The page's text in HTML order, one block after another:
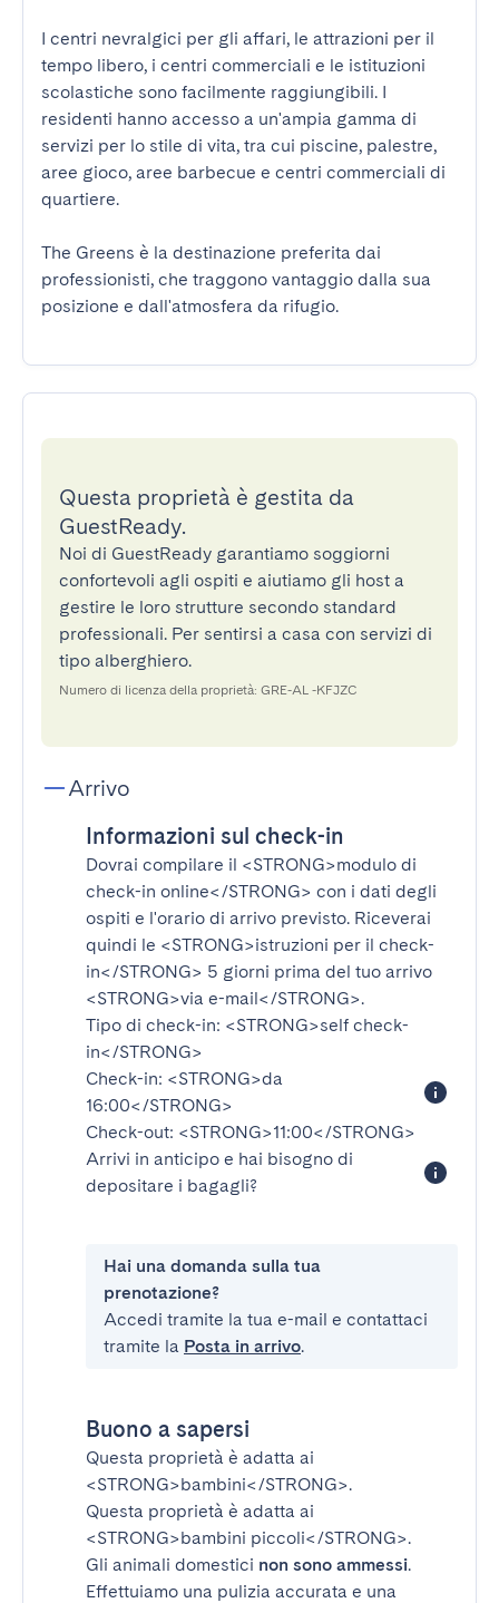
I centri nevralgici per gli affari, le attrazioni per il
tempo libero, i centri commerciali e le istituzioni
scolastiche sono facilmente raggiungibili. I
residenti hanno accesso a un'ampia gamma di
servizi per lo stile di vita, tra cui piscine, palestre,
aree gioco, aree barbecue e centri commerciali di
quartiere.
The Greens è la destinazione preferita dai
professionisti, che traggono vantaggio dalla sua
posizione e dall'atmosfera da rifugio.
Questa proprietà è gestita da
GuestReady.
Noi di GuestReady garantiamo soggiorni
confortevoli agli ospiti e aiutiamo gli host a
gestire le loro strutture secondo standard
professionali. Per sentirsi a casa con servizi di
tipo alberghiero.
Numero di licenza della proprietà: GRE-AL -KFJZC
Arrivo
Informazioni sul check-in
Dovrai compilare il <STRONG>modulo di
check-in online</STRONG> con i dati degli
ospiti e l'orario di arrivo previsto. Riceverai
quindi le <STRONG>istruzioni per il check-
in</STRONG> 5 giorni prima del tuo arrivo
<STRONG>via e-mail</STRONG>.
Tipo di check-in: <STRONG>self check-
in</STRONG>
Check-in: <STRONG>da
16:00</STRONG>
Check-out: <STRONG>11:00</STRONG>
Arrivi in anticipo e hai bisogno di
depositare i bagagli?
Hai una domanda sulla tua
prenotazione?
Accedi tramite la tua e-mail e contattaci
tramite la Posta in arrivo.
Buono a sapersi
Questa proprietà è adatta ai
<STRONG>bambini</STRONG>.
Questa proprietà è adatta ai
<STRONG>bambini piccoli</STRONG>.
Gli animali domestici non sono ammessi.
Effettuiamo una pulizia accurata e una